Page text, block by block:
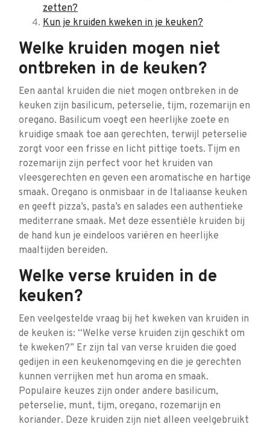
zetten?
Kun je kruiden kweken in je keuken?
Welke kruiden mogen niet
ontbreken in de keuken?
Een aantal kruiden die niet mogen ontbreken in de
keuken zijn basilicum, peterselie, tijm, rozemarijn en
oregano. Basilicum voegt een heerlijke zoete en
kruidige smaak toe aan gerechten, terwijl peterselie
zorgt voor een frisse en licht pittige toets. Tijm en
rozemarijn zijn perfect voor het kruiden van
vleesgerechten en geven een aromatische en hartige
smaak. Oregano is onmisbaar in de Italiaanse keuken
en geeft pizza’s, pasta’s en salades een authentieke
mediterrane smaak. Met deze essentiële kruiden bij
de hand kun je eindeloos variëren en heerlijke
maaltijden bereiden.
Welke verse kruiden in de
keuken?
Een veelgestelde vraag bij het kweken van kruiden in
de keuken is: “Welke verse kruiden zijn geschikt om
te kweken?” Er zijn tal van verse kruiden die goed
gedijen in een keukenomgeving en die je gerechten
kunnen verrijken met hun aroma en smaak.
Populaire keuzes zijn onder andere basilicum,
peterselie, munt, tijm, oregano, rozemarijn en
koriander. Deze kruiden zijn niet alleen veelgebruikt